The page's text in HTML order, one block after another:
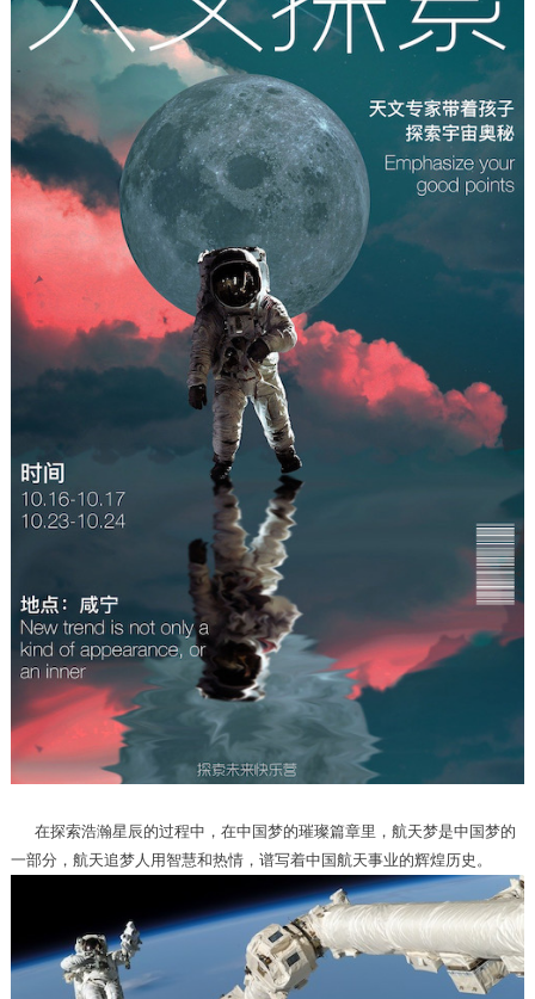
在探索浩瀚星辰的过程中，在中国梦的璀璨篇章里，航天梦是中国梦的
一部分，航天追梦人用智慧和热情，谱写着中国航天事业的辉煌历史。